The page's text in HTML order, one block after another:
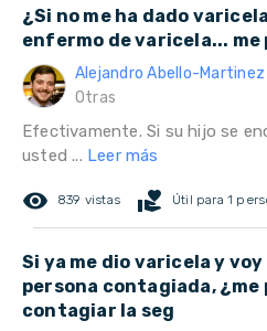
¿Si no me ha dado
enfermo de varicela...
Alejandro Abello-Martinez
Otras
Efectivamente. Si su hijo se
usted ... Leer más
remove_red_eye 839 vistas volunteer_activism Útil para 1
Si ya me dio varicela y voy
persona contagiada, ¿me
contagiar la seg